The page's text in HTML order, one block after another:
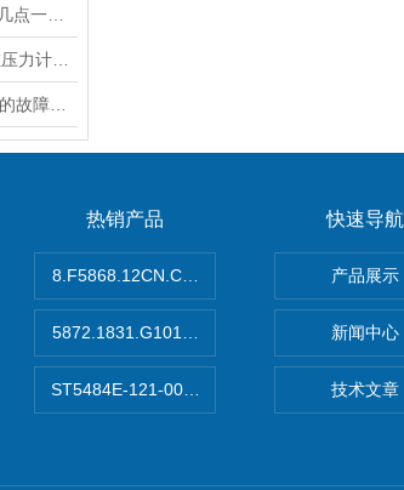
热销产品
8.F5868.12CN.C122德国Kubler库伯勒编码器
5872.1831.G101德国库伯勒编码器
ST5484E-121-0032-00美国METRIX振动变送器
快速导航
产品展示
新闻中心
技术文章